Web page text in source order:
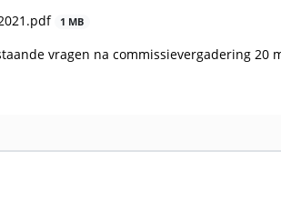
1 MB
vragen na commissievergadering 20